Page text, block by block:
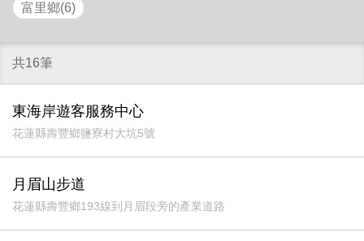
富里鄉(6)
共16筆
東海岸遊客服務中心
花蓮縣壽豐鄉鹽寮村大坑5號
月眉山步道
花蓮縣壽豐鄉193線到月眉段旁的產業道路